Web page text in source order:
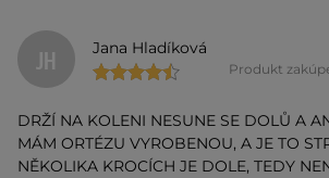
JH Jana Hladíková
Produkt
DRŽÍ NA KOLENI NESUNE SE DOLŮ A
MÁM ORTÉZU VYROBENOU, A JE TO
NĚKOLIKA KROCÍCH JE DOLE, TEDY